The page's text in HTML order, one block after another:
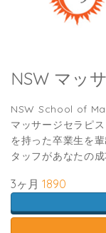
NSW マッ
NSW School of
マッサージセラピ
を持った卒業生を
タッフがあなたの
3ヶ月 1890